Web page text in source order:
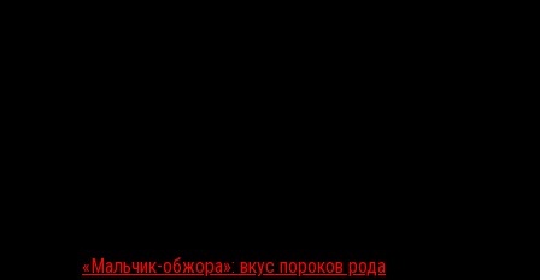
«Мальчик-обжора»: вкус пороков рода